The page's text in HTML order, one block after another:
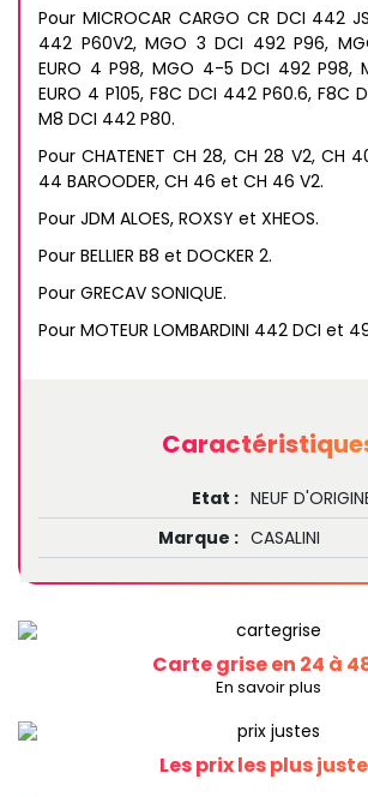
Pour MICROCAR CARGO CR DCI 442
442 P60V2, MGO 3 DCI 492 P96,
EURO 4 P98, MGO 4-5 DCI 492 P98,
EURO 4 P105, F8C DCI 442 P60.6, F8C
M8 DCI 442 P80.
Pour CHATENET CH 28, CH 28 V2, CH
44 BAROODER, CH 46 et CH 46 V2.
Pour JDM ALOES, ROXSY et XHEOS.
Pour BELLIER B8 et DOCKER 2.
Pour GRECAV SONIQUE.
Pour MOTEUR LOMBARDINI 442 DCI et
Etat : NEUF
Marque : CASALINI
Carte grise en 24 à
En savoir plus
Les prix les plus